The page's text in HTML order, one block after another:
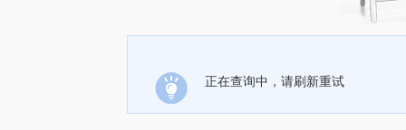
正在查询中，请刷新重试